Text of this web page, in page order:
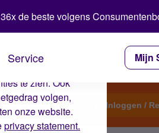
ervaring op de
te zien. Ook
volgen,
onze website.
privacy statement.
36x de beste volgens
Service Mijn
Start een topic Inloggen /